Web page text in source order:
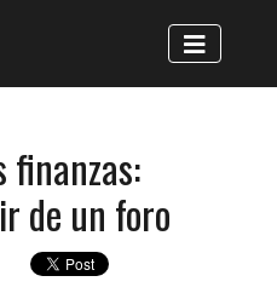
finanzas:
de un foro